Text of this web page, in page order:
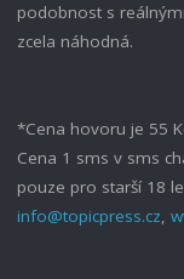
podobnost s
zcela náhodná.
*Cena hovoru je 55
Cena 1 sms v sms
pouze pro starší 18
info@topicpress.cz